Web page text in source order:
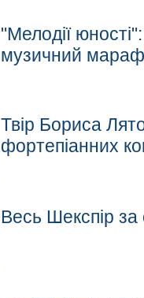
"Мелодії
музичний
Твір Бориса
фортепіанних
Весь Шекспір за